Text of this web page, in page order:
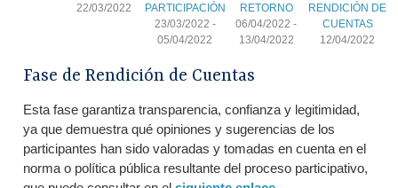
22/03/2022
PARTICIPACIÓN
23/03/2022 -
05/04/2022
RETORNO
06/04/2022 -
13/04/2022
RENDICIÓN DE
CUENTAS
12/04/2022
Fase de Rendición de Cuentas
Esta fase garantiza transparencia, confianza y legitimidad,
ya que demuestra qué opiniones y sugerencias de los
participantes han sido valoradas y tomadas en cuenta en el
norma o política pública resultante del proceso participativo,